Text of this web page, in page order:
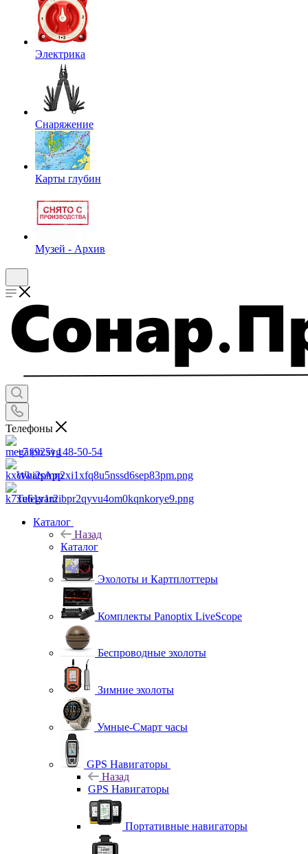
Электрика
Снаряжение
Карты глубин
Музей - Архив
Телефоны
+7 (925) 148-50-54
WhatsApp
Telegram
Каталог
Назад
Каталог
Эхолоты и Картплоттеры
Комплекты Panoptix LiveScope
Беспроводные эхолоты
Зимние эхолоты
Умные-Смарт часы
GPS Навигаторы
Назад
GPS Навигаторы
Портативные навигаторы